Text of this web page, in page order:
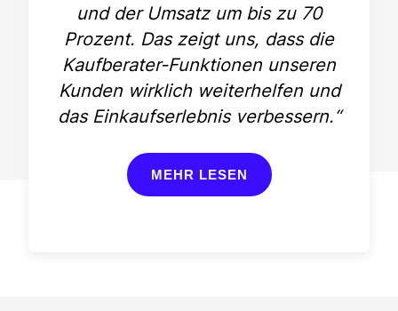
und der Umsatz um bis zu 70
Prozent. Das zeigt uns, dass die
Kaufberater-Funktionen unseren
Kunden wirklich weiterhelfen und
das Einkaufserlebnis verbessern.“